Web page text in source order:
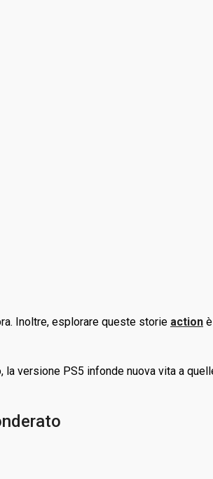
Inoltre, esplorare queste storie action
la versione PS5 infonde nuova vita a